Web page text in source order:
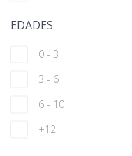
EDADES
0 - 3
3 - 6
6 - 10
+12